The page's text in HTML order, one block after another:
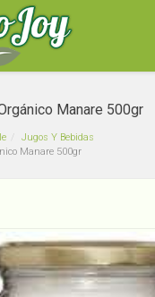
Manare 500gr
Jugos Y Bebidas
Manare 500gr
Lavalozas
Mandarina
Recarga en